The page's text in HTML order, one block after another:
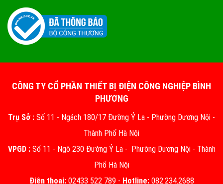
CÔNG TY CỔ PHẦN THIẾT BỊ ĐIỆN CÔNG NGHIỆP BÌNH
PHƯƠNG
Trụ Sở : Số 11 - Ngách 180/17 Đường Ỷ La - Phường Dương Nội -
Thành Phố Hà Nội
VPGD :Số 11 - Ngõ 230 Đường Ỷ La - Phường Dương Nội - Thành
Phố Hà Nội
Điện thoại:02433 522 789 - Hotline:082.234.2688